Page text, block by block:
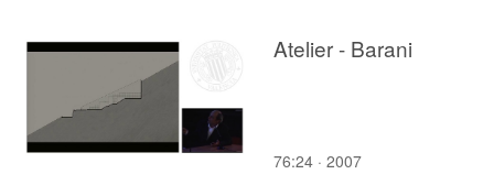
Atelier - Barani
76:24 · 2007